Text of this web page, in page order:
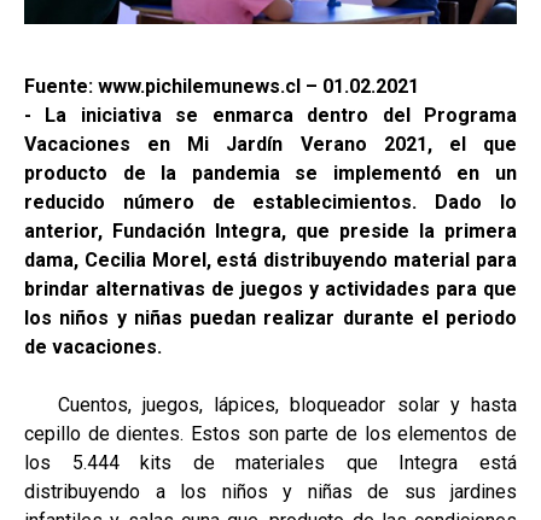
Fuente: www.pichilemunews.cl – 01.02.2021
- La iniciativa se enmarca dentro del Programa
Vacaciones en Mi Jardín Verano 2021, el que
producto de la pandemia se implementó en un
reducido número de establecimientos. Dado lo
anterior, Fundación Integra, que preside la primera
dama, Cecilia Morel, está distribuyendo material para
brindar alternativas de juegos y actividades para que
los niños y niñas puedan realizar durante el periodo
de vacaciones.
Cuentos, juegos, lápices, bloqueador solar y hasta
cepillo de dientes. Estos son parte de los elementos de
los 5.444 kits de materiales que Integra está
distribuyendo a los niños y niñas de sus jardines